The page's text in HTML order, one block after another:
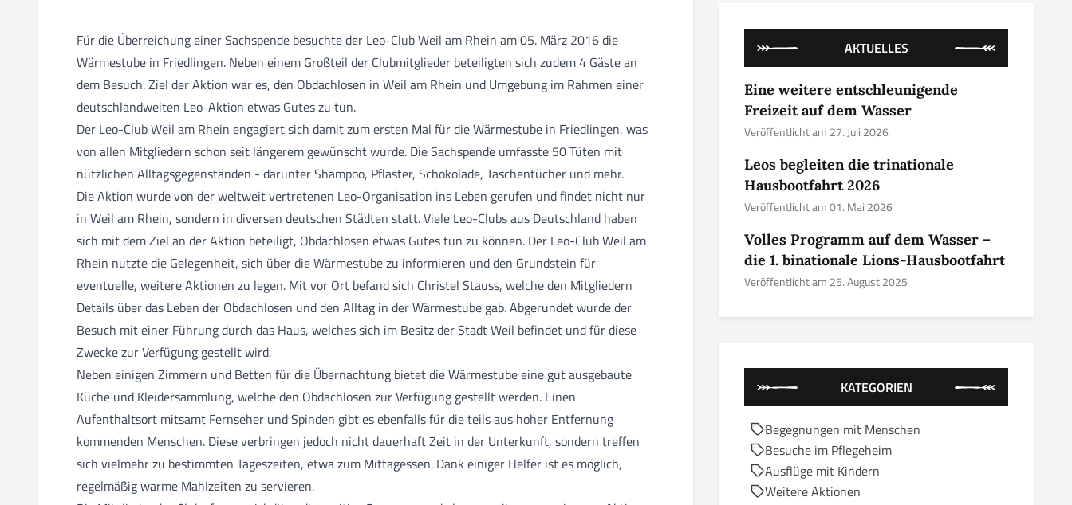
Für die Überreichung einer Sachspende besuchte der Leo-Club Weil am Rhein am 05. März 2016 die
Wärmestube in Friedlingen. Neben einem Großteil der Clubmitglieder beteiligten sich zudem 4 Gäste an
dem Besuch. Ziel der Aktion war es, den Obdachlosen in Weil am Rhein und Umgebung im Rahmen einer
deutschlandweiten Leo-Aktion etwas Gutes zu tun.
Der Leo-Club Weil am Rhein engagiert sich damit zum ersten Mal für die Wärmestube in Friedlingen, was
von allen Mitgliedern schon seit längerem gewünscht wurde. Die Sachspende umfasste 50 Tüten mit
nützlichen Alltagsgegenständen - darunter Shampoo, Pflaster, Schokolade, Taschentücher und mehr.
Die Aktion wurde von der weltweit vertretenen Leo-Organisation ins Leben gerufen und findet nicht nur
in Weil am Rhein, sondern in diversen deutschen Städten statt. Viele Leo-Clubs aus Deutschland haben
sich mit dem Ziel an der Aktion beteiligt, Obdachlosen etwas Gutes tun zu können. Der Leo-Club Weil am
Rhein nutzte die Gelegenheit, sich über die Wärmestube zu informieren und den Grundstein für
eventuelle, weitere Aktionen zu legen. Mit vor Ort befand sich Christel Stauss, welche den Mitgliedern
Details über das Leben der Obdachlosen und den Alltag in der Wärmestube gab. Abgerundet wurde der
Besuch mit einer Führung durch das Haus, welches sich im Besitz der Stadt Weil befindet und für diese
Zwecke zur Verfügung gestellt wird.
Neben einigen Zimmern und Betten für die Übernachtung bietet die Wärmestube eine gut ausgebaute
Küche und Kleidersammlung, welche den Obdachlosen zur Verfügung gestellt werden. Einen
Aufenthaltsort mitsamt Fernseher und Spinden gibt es ebenfalls für die teils aus hoher Entfernung
kommenden Menschen. Diese verbringen jedoch nicht dauerhaft Zeit in der Unterkunft, sondern treffen
sich vielmehr zu bestimmten Tageszeiten, etwa zum Mittagessen. Dank einiger Helfer ist es möglich,
regelmäßig warme Mahlzeiten zu servieren.
AKTUELLES
Eine weitere entschleunigende
Freizeit auf dem Wasser
Veröffentlicht am 27. Juli 2026
Leos begleiten die trinationale
Hausbootfahrt 2026
Veröffentlicht am 01. Mai 2026
Volles Programm auf dem Wasser –
die 1. binationale Lions-Hausbootfahrt
Veröffentlicht am 25. August 2025
KATEGORIEN
Begegnungen mit Menschen
Besuche im Pflegeheim
Ausflüge mit Kindern
Weitere Aktionen